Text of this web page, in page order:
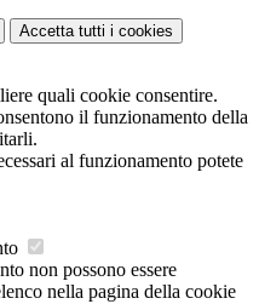
Accetta tutti i cookies
quali cookie consentire.
il funzionamento della
al funzionamento potete
non possono essere
nella pagina della cookie